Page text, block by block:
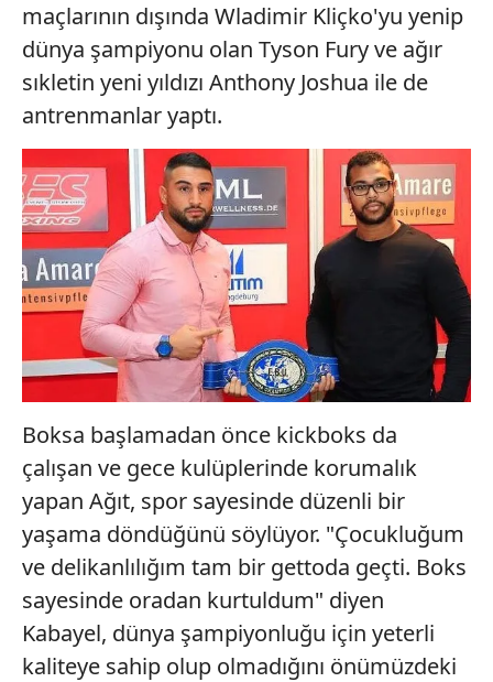
maçlarının dışında Wladimir Kliçko'yu yenip
dünya şampiyonu olan Tyson Fury ve ağır
sıkletin yeni yıldızı Anthony Joshua ile de
antrenmanlar yaptı.
Boksa başlamadan önce kickboks da
çalışan ve gece kulüplerinde korumalık
yapan Ağıt, spor sayesinde düzenli bir
yaşama döndüğünü söylüyor. "Çocukluğum
ve delikanlılığım tam bir gettoda geçti. Boks
sayesinde oradan kurtuldum" diyen
Kabayel, dünya şampiyonluğu için yeterli
kaliteye sahip olup olmadığını önümüzdeki